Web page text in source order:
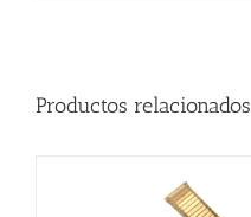
Productos relacionados